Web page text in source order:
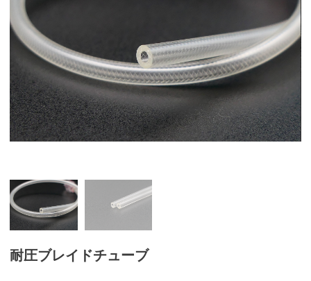
耐圧ブレイドチューブ